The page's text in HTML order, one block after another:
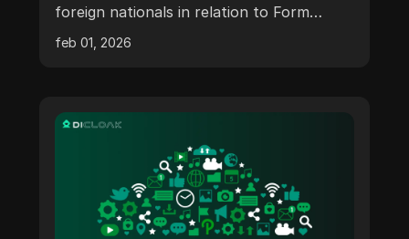
foreign nationals in relation to Form
1042S and tax filings. Descubre qué
significa la carta de XXVI Holdings Inc y
declaraciones de impuestos.
feb 01, 2026